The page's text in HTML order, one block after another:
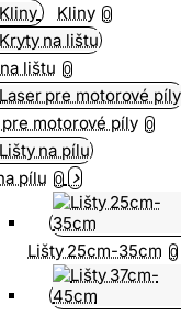
Kliny 0
lištu 0
pre motorové píly 0
pílu 0
Lišty 25cm-35cm 0